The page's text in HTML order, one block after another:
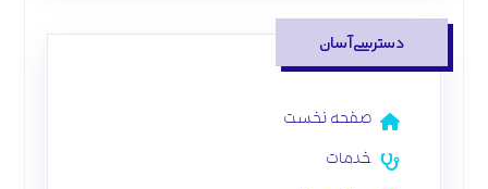
دسترسی آسان
صفحه نخست
خدمات